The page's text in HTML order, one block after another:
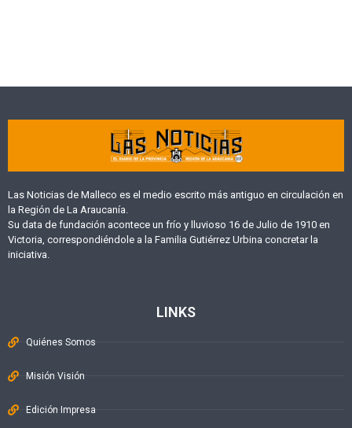
Las Noticias de Malleco es el medio escrito más antiguo en circulación en
la Región de La Araucanía.
Su data de fundación acontece un frío y lluvioso 16 de Julio de 1910 en
Victoria, correspondiéndole a la Familia Gutiérrez Urbina concretar la
iniciativa.
LINKS
Quiénes Somos
Misión Visión
Edición Impresa